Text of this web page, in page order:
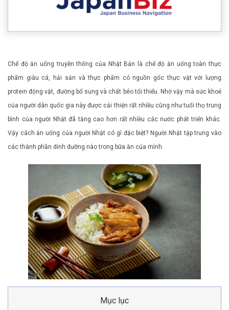
Chế độ ăn uống truyền thống của Nhật Bản là chế độ ăn uống toàn thực
phẩm giàu cá, hải sản và thực phẩm có nguồn gốc thực vật với lượng
protein động vật, đường bổ sung và chất béo tối thiểu. Nhờ vậy mà sức khoẻ
của người dân quốc gia này được cải thiện rất nhiều cũng như tuổi thọ trung
bình của người Nhật đã tăng cao hơn rất nhiều các nước phát triển khác.
Vậy cách ăn uống của người Nhật có gì đặc biệt? Người Nhật tập trung vào
các thành phần dinh dưỡng nào trong bữa ăn của mình.
Mục lục